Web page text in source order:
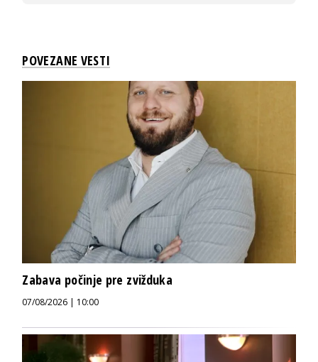
POVEZANE VESTI
Zabava počinje pre zvižduka
07/08/2026 | 10:00